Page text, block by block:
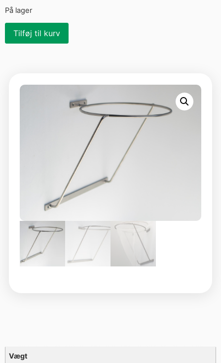
På lager
Tilføj til kurv
Vægt